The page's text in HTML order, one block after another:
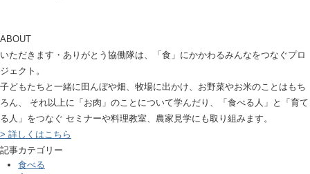
ABOUT
いただきます・ありがとう協働隊は、「食」にかかわるみんなをつなぐプロ
ジェクト。
子どもたちと一緒に田んぼや畑、牧場に出かけ、お野菜やお米のことはもち
ろん、 それ以上に「お肉」のことについて学んだり、「食べる人」と「育て
る人」をつなぐ セミナーや料理教室、農家見学にも取り組みます。
> 詳しくはこちら
記事カテゴリー
食べる